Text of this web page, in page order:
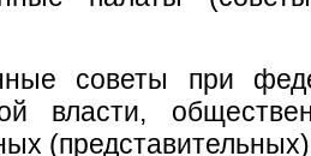
советы при
власти,